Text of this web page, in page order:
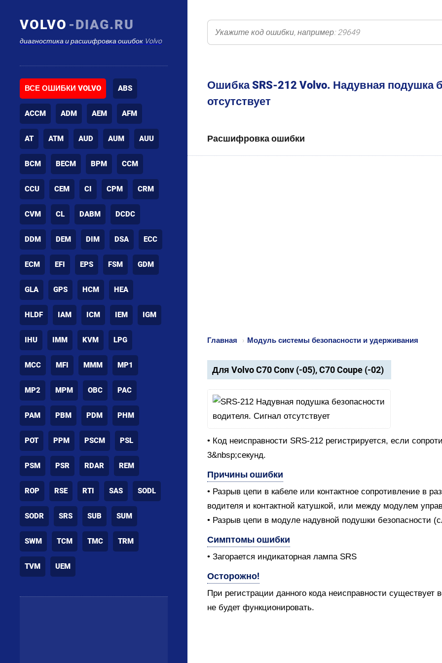
VOLVO -DIAG.RU
диагностика и расшифровка ошибок Volvo
ВСЕ ОШИБКИ VOLVO ABS
ACCM ADM AEM AFM
AT ATM AUD AUM AUU
BCM BECM BPM CCM
CCU CEM CI CPM CRM
CVM CL DABM DCDC
DDM DEM DIM DSA ECC
ECM EFI EPS FSM GDM
GLA GPS HCM HEA
HLDF IAM ICM IEM IGM
IHU IMM KVM LPG
MCC MFI MMM MP1
MP2 MPM OBC PAC
PAM PBM PDM PHM
POT PPM PSCM PSL
PSM PSR RDAR REM
ROP RSE RTI SAS SODL
SODR SRS SUB SUM
SWM TCM TMC TRM
TVM UEM
Ошибка SRS-212 Volvo. Надувная подушка
отсутствует
Расшифровка ошибки
Главная › Модуль системы безопасности и удерживания
Для Volvo C70 Conv (-05), C70 Coupe (-02)
• Код неисправности SRS-212 регистрируется, если
3&nbsp;секунд.
Причины ошибки
• Разрыв цепи в кабеле или контактное сопротивление в
водителя и контактной катушкой, или между модулем
• Разрыв цепи в модуле надувной подушки безопасности
Симптомы ошибки
• Загорается индикаторная лампа SRS
Осторожно!
При регистрации данного кода неисправности существует
не будет функционировать.